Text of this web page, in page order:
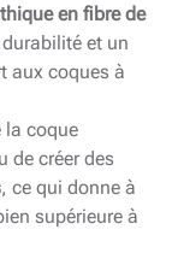
en fibre de
et un
aux coques à
la coque
de créer des
, ce qui donne à
supérieure à